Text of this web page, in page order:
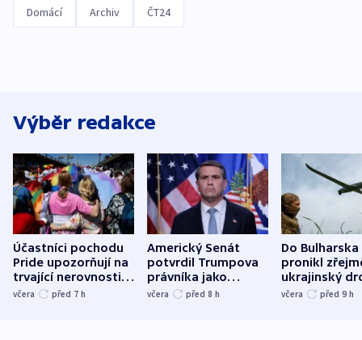
Domácí Archiv ČT24
Výběr redakce
Účastníci pochodu
Pride upozorňují na
trvající nerovnosti i
společenskou
včera před 7 h
Americký Senát
potvrdil Trumpova
právníka jako
ministra
včera před 8 h
Do Bulharska
pronikl
ukrajinský
explodoval
včera před 9 h